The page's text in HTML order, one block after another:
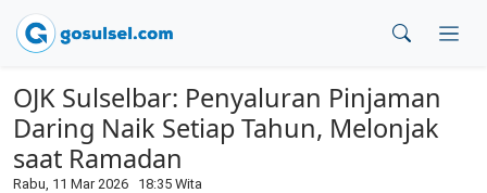
OJK Sulselbar: Penyaluran Pinjaman
Daring Naik Setiap Tahun, Melonjak
saat Ramadan
Rabu, 11 Mar 2026 18:35 Wita